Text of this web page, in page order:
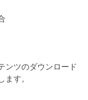
ンツのダウンロード
す。